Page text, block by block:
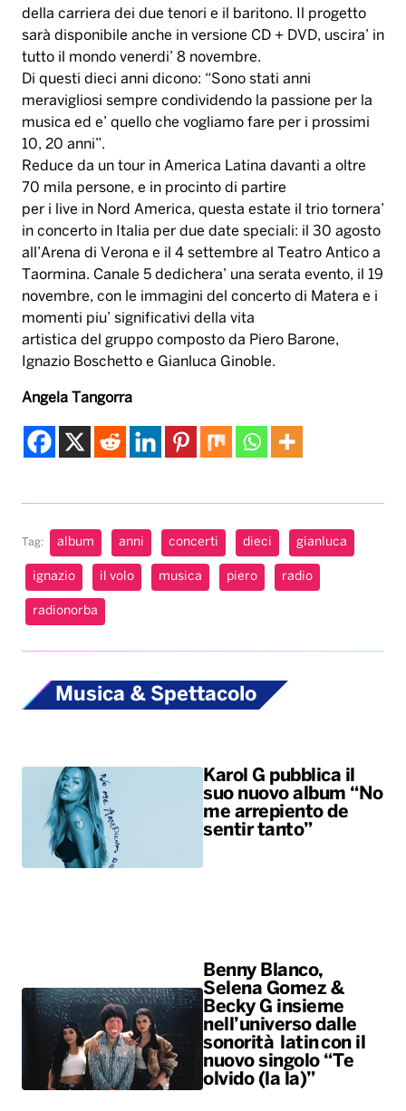
della carriera dei due tenori e il baritono. Il progetto
sarà disponibile anche in versione CD + DVD, uscira’ in
tutto il mondo venerdi’ 8 novembre.
Di questi dieci anni dicono: “Sono stati anni
meravigliosi sempre condividendo la passione per la
musica ed e’ quello che vogliamo fare per i prossimi
10, 20 anni”.
Reduce da un tour in America Latina davanti a oltre
70 mila persone, e in procinto di partire
per i live in Nord America, questa estate il trio tornera’
in concerto in Italia per due date speciali: il 30 agosto
all’Arena di Verona e il 4 settembre al Teatro Antico a
Taormina. Canale 5 dedichera’ una serata evento, il 19
novembre, con le immagini del concerto di Matera e i
momenti piu’ significativi della vita
artistica del gruppo composto da Piero Barone,
Ignazio Boschetto e Gianluca Ginoble.
Angela Tangorra
Tag: album anni concerti dieci gianluca
ignazio il volo musica piero radio
radionorba
Musica & Spettacolo
Karol G pubblica il
suo nuovo album “No
me arrepiento de
sentir tanto”
Benny Blanco,
Selena Gomez &
Becky G insieme
nell’universo dalle
sonorità latin con il
nuovo singolo “Te
olvido (la la)”